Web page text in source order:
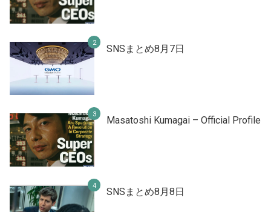
SNSまとめ8月7日
Masatoshi Kumagai – Official Profile
SNSまとめ8月8日